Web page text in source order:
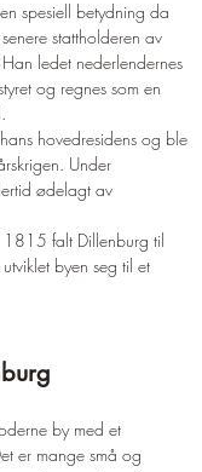
spesiell betydning da
stattholderen av
ledet nederlendernes
og regnes som en
hovedresidens og ble
Under
ødelagt av
1815 falt Dillenburg til
byen seg til et
by med et
er mange små og